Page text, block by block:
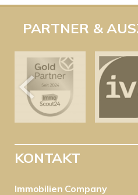
PARTNER &
KONTAKT
Immobilien Company